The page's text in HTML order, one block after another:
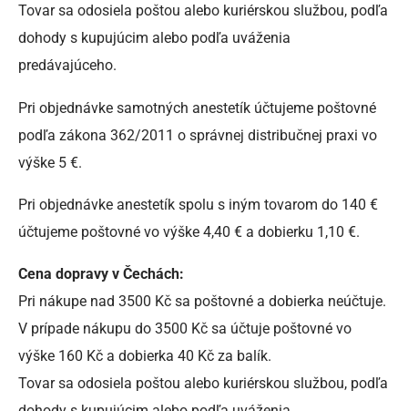
Tovar sa odosiela poštou alebo kuriérskou službou, podľa
dohody s kupujúcim alebo podľa uváženia
predávajúceho.
Pri objednávke samotných anestetík účtujeme poštovné
podľa zákona 362/2011 o správnej distribučnej praxi vo
výške 5 €.
Pri objednávke anestetík spolu s iným tovarom do 140 €
účtujeme poštovné vo výške 4,40 € a dobierku 1,10 €.
Cena dopravy v Čechách:
Pri nákupe nad 3500 Kč sa poštovné a dobierka neúčtuje.
V prípade nákupu do 3500 Kč sa účtuje poštovné vo
výške 160 Kč a dobierka 40 Kč za balík.
Tovar sa odosiela poštou alebo kuriérskou službou, podľa